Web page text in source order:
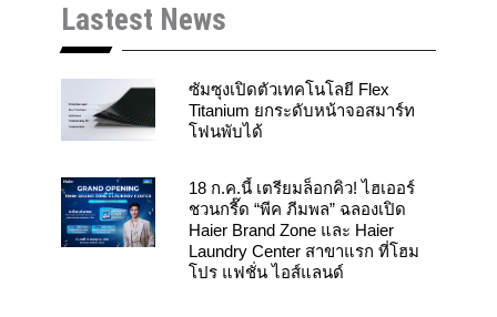
e
b
o
k
b
g
a
m
Lastest News
ซัมซุงเปิดตัวเทคโนโลยี Flex
Titanium ยกระดับหน้าจอสมาร์ท
โฟนพับได้
18 ก.ค.นี้ เตรียมล็อกคิว! ไฮเออร์
ชวนกรี๊ด “พีค ภีมพล” ฉลองเปิด
Haier Brand Zone และ Haier
Laundry Center สาขาแรก ที่โฮม
โปร แฟชั่น ไอส์แลนด์